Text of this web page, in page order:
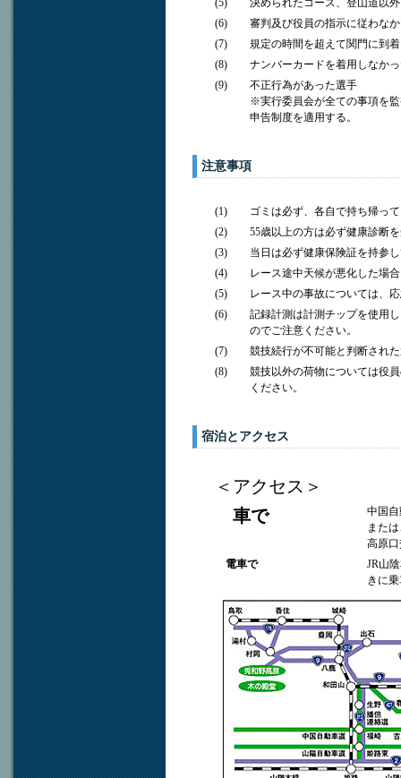
(5)
決められたコース、登山道以
(6)
審判及び役員の指示に従わな
(7)
規定の時間を超えて関門に到
(8)
ナンバーカードを着用しなか
(9)
不正行為があった選手
※実行委員会が全ての事項を
申告制度を適用する。
注意事項
(1)
ゴミは必ず、各自で持ち帰っ
(2)
55歳以上の方は必ず健康診断
(3)
当日は必ず健康保険証を持参
(4)
レース途中天候が悪化した場
(5)
レース中の事故については、
(6)
記録計測は計測チップを使用
のでご注意ください。
(7)
競技続行が不可能と判断され
(8)
競技以外の荷物については役
ください。
宿泊とアクセス
＜アクセス＞
車で
中国
また
高原
電車で
JR山
きに